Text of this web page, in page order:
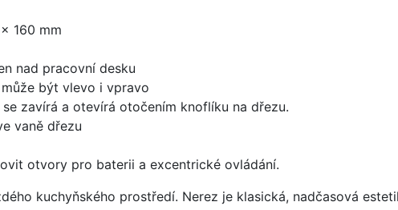
160 mm
nad pracovní desku
být vlevo i vpravo
zavírá a otevírá otočením knoflíku na dřezu.
vaně dřezu
otvory pro baterii a excentrické ovládání.
kuchyňského prostředí. Nerez je klasická, nadčasová